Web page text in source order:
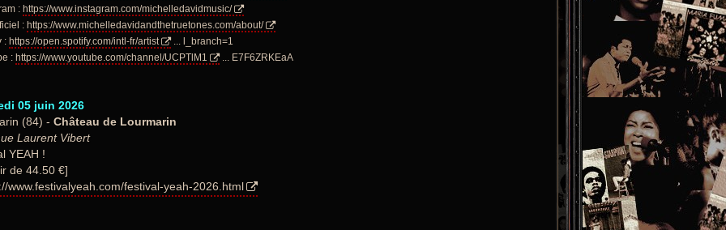
: https://www.instagram.com/michelledavidmusic/
: https://www.michelledavidandthetruetones.com/about/
: https://open.spotify.com/intl-fr/artist
... l_branch=1
: https://www.youtube.com/channel/UCPTlM1 ... E7F6ZRKEaA
05 juin 2026
(84) - Château de Lourmarin
Laurent Vibert
YEAH !
de 44.50 €]
www.festivalyeah.com/festival-yeah-2026.html